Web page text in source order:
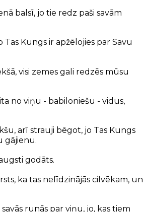
balsī, jo tie redz paši savām
Kungs ir apžēlojies par Savu
visi zemes gali redzēs mūsu
no viņu - babiloniešu - vidus,
arī strauji bēgot, jo Tas Kungs
gājienu.
godāts.
ka tas nelīdzinājās cilvēkam, un
runās par viņu, jo, kas tiem